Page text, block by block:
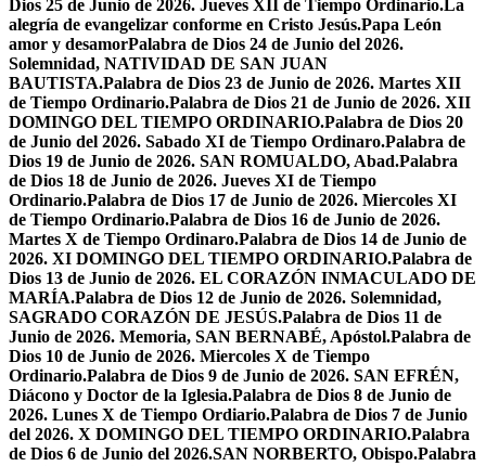
Dios 25 de Junio de 2026. Jueves XII de Tiempo Ordinario.La
alegría de evangelizar conforme en Cristo Jesús.Papa León
amor y desamorPalabra de Dios 24 de Junio del 2026.
Solemnidad, NATIVIDAD DE SAN JUAN
BAUTISTA.Palabra de Dios 23 de Junio de 2026. Martes XII
de Tiempo Ordinario.Palabra de Dios 21 de Junio de 2026. XII
DOMINGO DEL TIEMPO ORDINARIO.Palabra de Dios 20
de Junio del 2026. Sabado XI de Tiempo Ordinaro.Palabra de
Dios 19 de Junio de 2026. SAN ROMUALDO, Abad.Palabra
de Dios 18 de Junio de 2026. Jueves XI de Tiempo
Ordinario.Palabra de Dios 17 de Junio de 2026. Miercoles XI
de Tiempo Ordinario.Palabra de Dios 16 de Junio de 2026.
Martes X de Tiempo Ordinaro.Palabra de Dios 14 de Junio de
2026. XI DOMINGO DEL TIEMPO ORDINARIO.Palabra de
Dios 13 de Junio de 2026. EL CORAZÓN INMACULADO DE
MARÍA.Palabra de Dios 12 de Junio de 2026. Solemnidad,
SAGRADO CORAZÓN DE JESÚS.Palabra de Dios 11 de
Junio de 2026. Memoria, SAN BERNABÉ, Apóstol.Palabra de
Dios 10 de Junio de 2026. Miercoles X de Tiempo
Ordinario.Palabra de Dios 9 de Junio de 2026. SAN EFRÉN,
Diácono y Doctor de la Iglesia.Palabra de Dios 8 de Junio de
2026. Lunes X de Tiempo Ordiario.Palabra de Dios 7 de Junio
del 2026. X DOMINGO DEL TIEMPO ORDINARIO.Palabra
de Dios 6 de Junio del 2026.SAN NORBERTO, Obispo.Palabra